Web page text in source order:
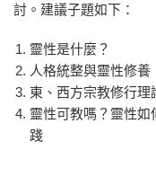
討。建議子題如下：
靈性是什麼？
人格統整與靈性修養
東、西方宗教修行
靈性可教嗎？靈性
踐